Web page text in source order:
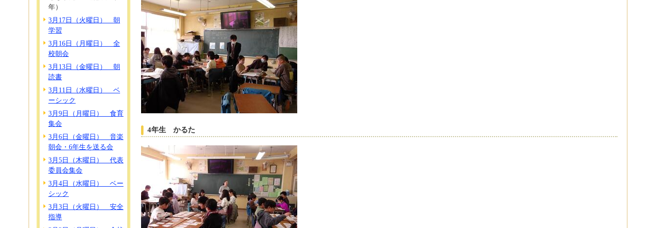
年）
3月17日（火曜日） 朝
学習
3月16日（月曜日） 全
校朝会
3月13日（金曜日） 朝
読書
3月11日（水曜日） ベ
ーシック
3月9日（月曜日） 食育
集会
3月6日（金曜日） 音楽
朝会・6年生を送る会
3月5日（木曜日） 代表
委員会集会
3月4日（水曜日） ベー
シック
3月3日（火曜日） 安全
指導
4年生 かるた